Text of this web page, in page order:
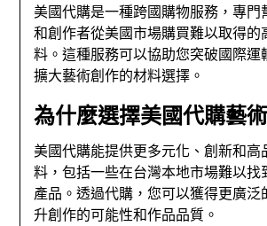
美國代購是一種跨國購物服務，專門
和創作者從美國市場購買難以取得的
料。這種服務可以協助您突破國際運
擴大藝術創作的材料選擇。
為什麼選擇美國代購藝
美國代購能提供更多元化、創新和高
料，包括一些在台灣本地市場難以找
產品。透過代購，您可以獲得更廣泛
升創作的可能性和作品品質。